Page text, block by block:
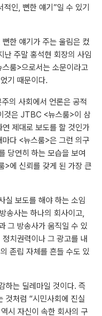
인, 뻔한 얘기”일 수 있기
한 얘기가 주는 울림은 컸
난 주말 홍석현 회장의 사임
룸>으로서는 소문이라고
기 때문이다.
의 사회에서 언론은 공적
것은 JTBC <뉴스룸>이 삼
제대로 보도를 할 것인가
다 <뉴스룸>은 그런 의구
당연히 하는 모습을 보여
>에 신뢰를 갖게 된 가장 큰
실 보도를 해야 하는 소임
송사는 하나의 회사이고,
그 방송사가 움직일 수 있
치권력이나 그 광고를 내
존립 자체를 흔들 수도 있
하는 딜레마일 것이다. 즉
것처럼 “시민사회에 진실
시 자신이 속한 회사의 구